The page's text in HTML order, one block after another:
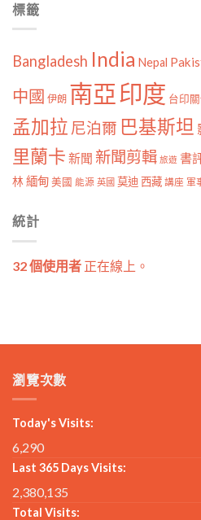
標籤
Bangladesh India Nepal
中國 伊朗 南亞印度 台印
孟加拉 尼泊爾 巴基斯坦
里蘭卡 新聞 新聞剪輯 旅遊 書
林 緬甸 美國 能源 英國 莫迪 西藏 講座 軍
統計
32 個使用者 正在線上。
瀏覽次數
Today's Visits:
6,290
Last 365 Days Visits:
2,380,135
Total Visits: